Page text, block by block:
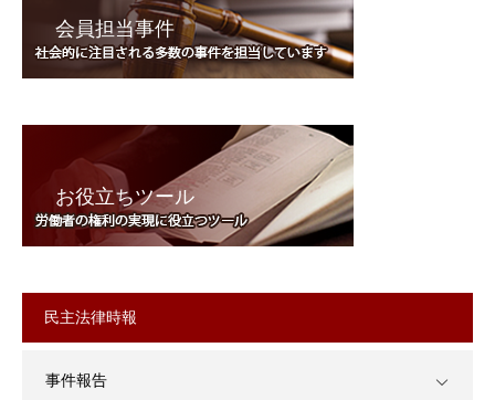
会員担当事件
お役立ちツール
民主法律時報
事件報告